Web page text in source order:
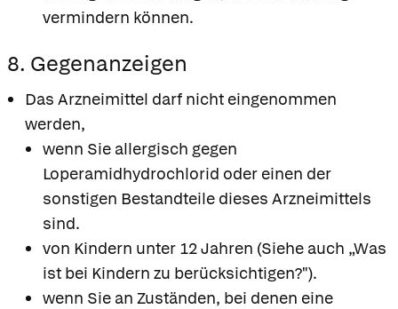
vermindern können.
8. Gegenanzeigen
Das Arzneimittel darf nicht eingenommen
werden,
wenn Sie allergisch gegen
Loperamidhydrochlorid oder einen der
sonstigen Bestandteile dieses Arzneimittels
sind.
von Kindern unter 12 Jahren (Siehe auch „Was
ist bei Kindern zu berücksichtigen?").
wenn Sie an Zuständen, bei denen eine